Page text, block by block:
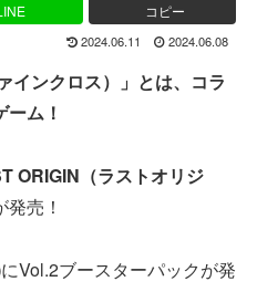
コピー
2024.06.11 2024.06.08
インクロス）」とは、コラ
ム！
ORIGIN（ラストオリジ
売！
にVol.2ブースターパックが発